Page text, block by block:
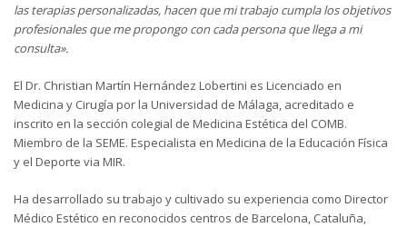
las terapias personalizadas, hacen que mi trabajo cumpla los objetivos
profesionales que me propongo con cada persona que llega a mi
consulta».
El Dr. Christian Martín Hernández Lobertini es Licenciado en
Medicina y Cirugía por la Universidad de Málaga, acreditado e
inscrito en la sección colegial de Medicina Estética del COMB.
Miembro de la SEME. Especialista en Medicina de la Educación Física
y el Deporte via MIR.
Ha desarrollado su trabajo y cultivado su experiencia como Director
Médico Estético en reconocidos centros de Barcelona, Cataluña,